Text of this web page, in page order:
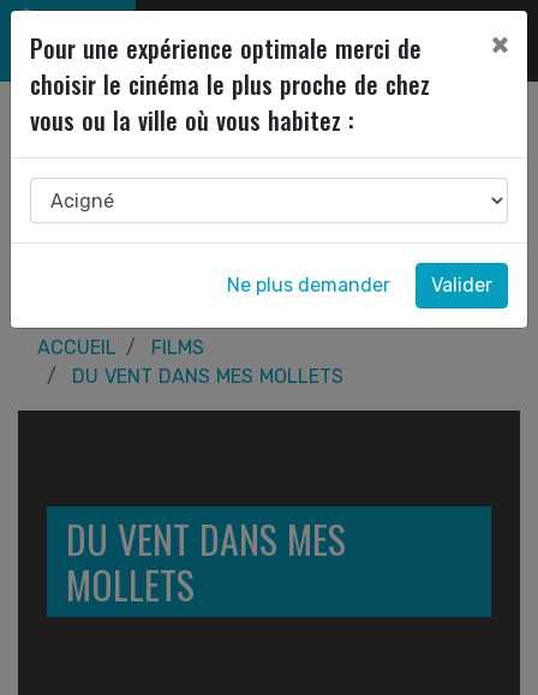
ACCUEIL
FILMS
DU VENT DANS MES MOLLETS
DU VENT DANS MES
MOLLETS
Pour une expérience optimale merci de
choisir le cinéma le plus proche de chez
vous ou la ville où vous habitez :
×
Ne plus demander Valider